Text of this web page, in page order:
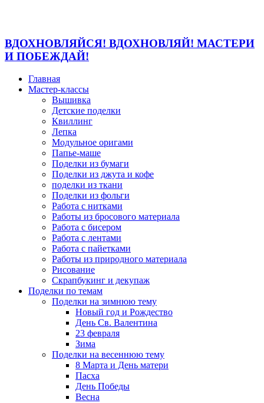
ВДОХНОВЛЯЙСЯ! ВДОХНОВЛЯЙ! МАСТЕРИ
И ПОБЕЖДАЙ!
Главная
Мастер-классы
Вышивка
Детские поделки
Квиллинг
Лепка
Модульное оригами
Папье-маше
Поделки из бумаги
Поделки из джута и кофе
поделки из ткани
Поделки из фольги
Работа с нитками
Работы из бросового материала
Работа с бисером
Работа с лентами
Работа с пайетками
Работы из природного материала
Рисование
Скрапбукинг и декупаж
Поделки по темам
Поделки на зимнюю тему
Новый год и Рождество
День Св. Валентина
23 февраля
Зима
Поделки на весеннюю тему
8 Марта и День матери
Пасха
День Победы
Весна